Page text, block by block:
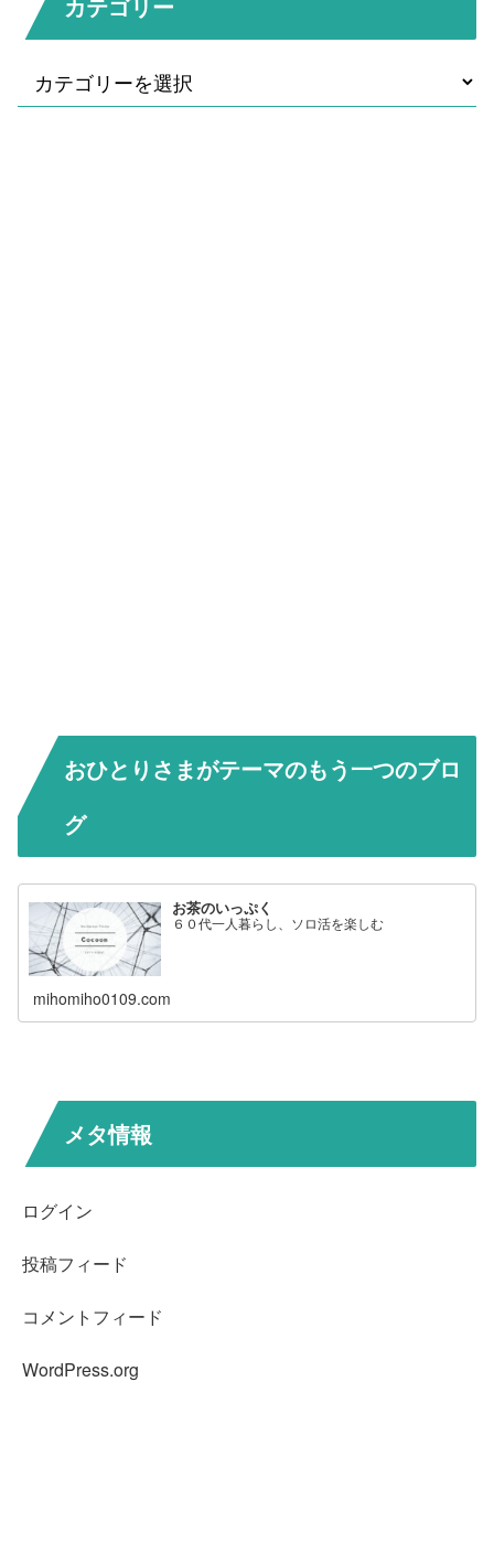
おひとりさまがテーマのもう一つのブロ
グ
お茶のいっぷく
６０代一人暮らし、ソロ活を楽しむ
mihomiho0109.com
メタ情報
ログイン
投稿フィード
コメントフィード
WordPress.org